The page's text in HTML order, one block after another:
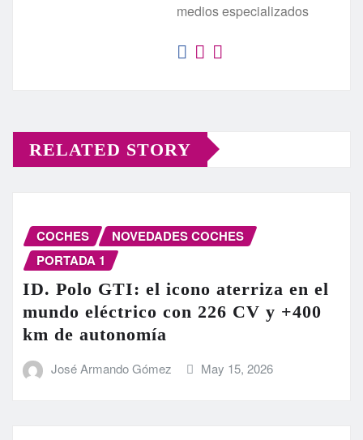
medios especializados
RELATED STORY
COCHES
NOVEDADES COCHES
PORTADA 1
ID. Polo GTI: el icono aterriza en el
mundo eléctrico con 226 CV y +400
km de autonomía
José Armando Gómez May 15, 2026